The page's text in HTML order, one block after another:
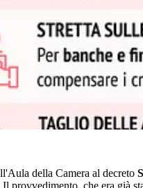
della Camera al decreto